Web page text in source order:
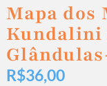
Mapa dos
Kundalini
R$36,00